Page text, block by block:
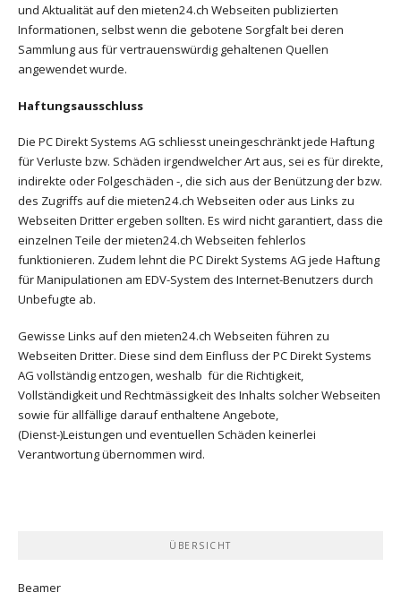
und Aktualität auf den mieten24.ch Webseiten publizierten
Informationen, selbst wenn die gebotene Sorgfalt bei deren
Sammlung aus für vertrauenswürdig gehaltenen Quellen
angewendet wurde.
Haftungsausschluss
Die PC Direkt Systems AG schliesst uneingeschränkt jede Haftung
für Verluste bzw. Schäden irgendwelcher Art aus, sei es für direkte,
indirekte oder Folgeschäden -, die sich aus der Benützung der bzw.
des Zugriffs auf die mieten24.ch Webseiten oder aus Links zu
Webseiten Dritter ergeben sollten. Es wird nicht garantiert, dass die
einzelnen Teile der mieten24.ch Webseiten fehlerlos
funktionieren. Zudem lehnt die PC Direkt Systems AG jede Haftung
für Manipulationen am EDV-System des Internet-Benutzers durch
Unbefugte ab.
Gewisse Links auf den mieten24.ch Webseiten führen zu
Webseiten Dritter. Diese sind dem Einfluss der PC Direkt Systems
AG vollständig entzogen, weshalb für die Richtigkeit,
Vollständigkeit und Rechtmässigkeit des Inhalts solcher Webseiten
sowie für allfällige darauf enthaltene Angebote,
(Dienst-)Leistungen und eventuellen Schäden keinerlei
Verantwortung übernommen wird.
ÜBERSICHT
Beamer